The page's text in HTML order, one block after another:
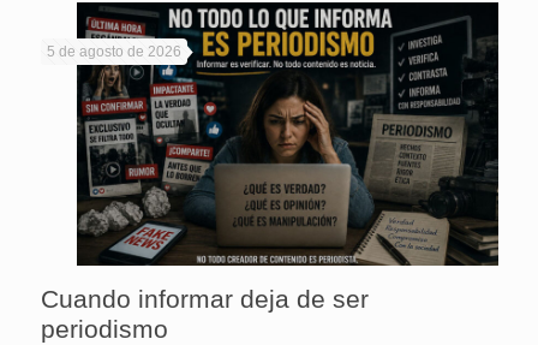
5 de agosto de 2026
Cuando informar deja de ser
periodismo